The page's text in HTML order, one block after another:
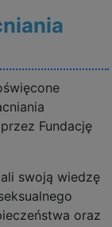
Fundację
swoją wiedzę
oraz